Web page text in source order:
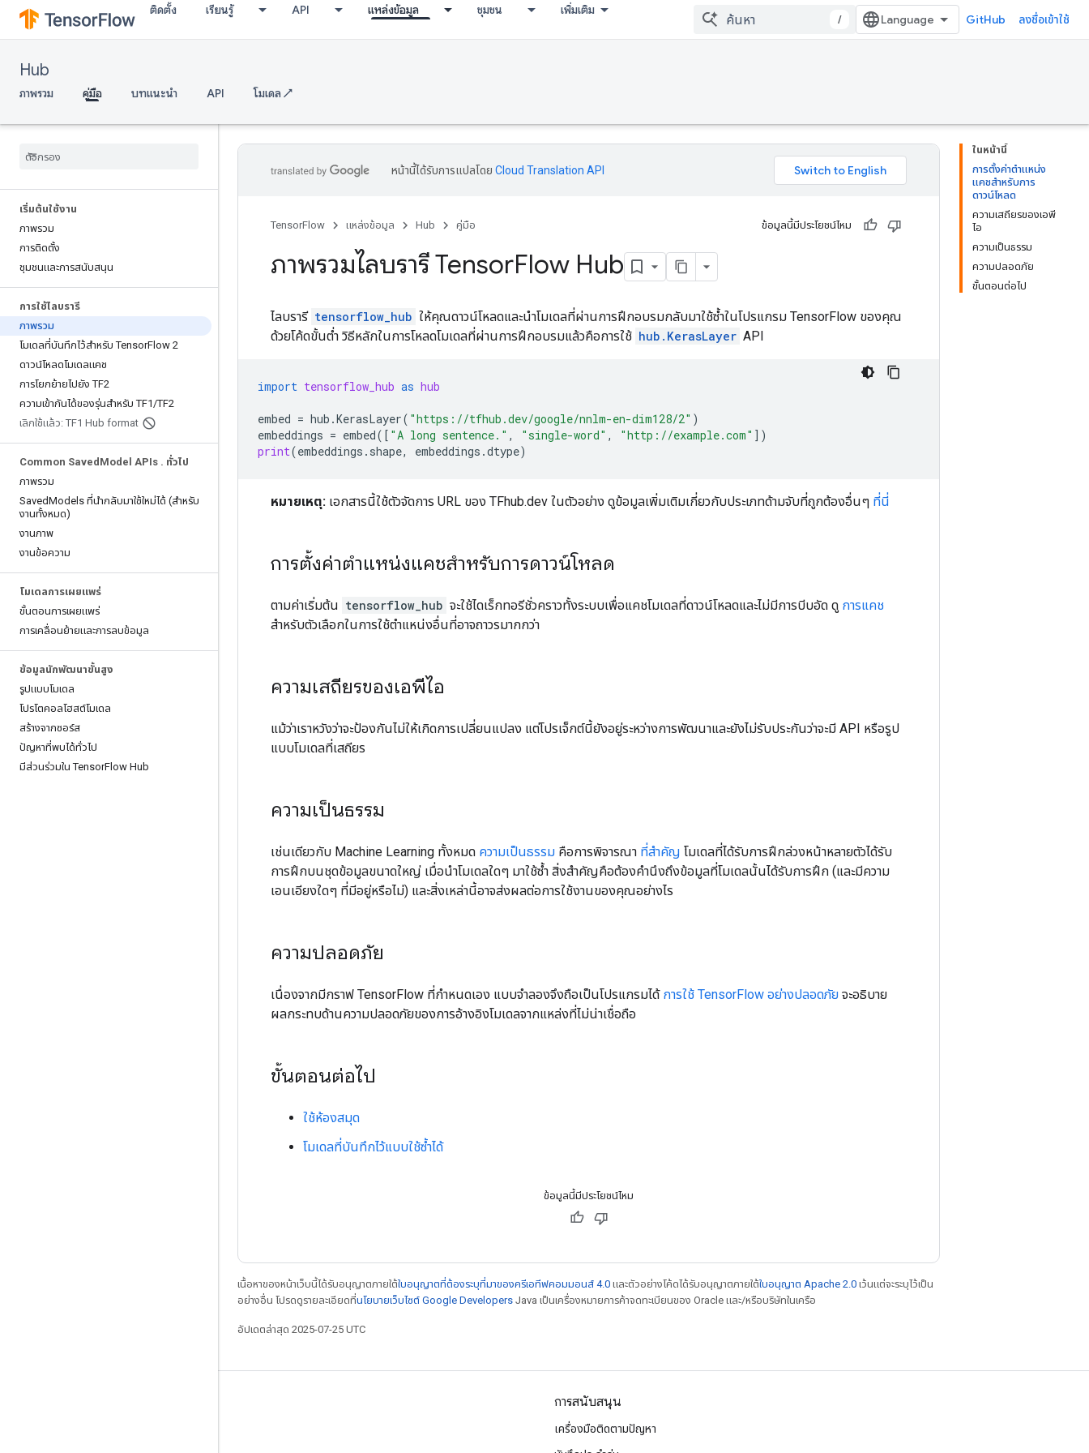
ติดตั้ง เรียนรู้ API แหล่งข้อมูล ชุมชน เพิ่มเติม
/ GitHub ลงชื่อเข้าใช้
Hub
ภาพรวม คู่มือ บทแนะนำ API โมเดล ↗
เริ่มต้นใช้งาน
ภาพรวม
การติดตั้ง
ชุมชนและการสนับสนุน
การใช้ไลบรารี
ภาพรวม
โมเดลที่บันทึกไว้สำหรับ TensorFlow 2
ดาวน์โหลดโมเดลแคช
การโยกย้ายไปยัง TF2
ความเข้ากันได้ของรุ่นสำหรับ TF1/TF2
เลิกใช้แล้ว: TF1 Hub format
Common Saved Model APIs . ทั่วไป
ภาพรวม
SavedModels ที่นำกลับมาใช้ใหม่ได้ (สำหรับ
งานทั้งหมด)
งานภาพ
งานข้อความ
โมเดลการเผยแพร่
ขั้นตอนการเผยแพร่
การเคลื่อนย้ายและการลบข้อมูล
ข้อมูลนักพัฒนาขั้นสูง
รูปแบบโมเดล
โปรโตคอลโฮสต์โมเดล
สร้างจากซอร์ส
ปัญหาที่พบได้ทั่วไป
มีส่วนร่วมใน TensorFlow Hub
ในหน้านี้
การตั้งค่าตำแหน่ง
แคชสำหรับการ
ดาวน์โหลด
ความเสถียรของเอพี
ไอ
ความเป็นธรรม
ความปลอดภัย
ขั้นตอนต่อไป
หน้านี้ได้รับการแปลโดย Cloud Translation API
TensorFlow แหล่งข้อมูล Hub คู่มือ ข้อมูลนี้มีประโยชน์ไหม
ภาพรวมไลบรารี TensorFlow Hub
ไลบรารี tensorflow_hub ให้คุณดาวน์โหลดและนำโมเดลที่ผ่านการฝึกอบรมกลับมาใช้ซ้ำในโปรแกรม TensorFlow ของคุณ
ด้วยโค้ดขั้นต่ำ วิธีหลักในการโหลดโมเดลที่ผ่านการฝึกอบรมแล้วคือการใช้ hub.KerasLayer API
import tensorflow_hub as hub
embed = hub .KerasLayer( "https://tfhub.dev/google/nnlm-en-dim128/2" )
embeddings = embed([ "A long sentence." , "single-word" , "http://example.com" ])
print(embeddings . shape, embeddings .dtype)
หมายเหตุ: เอกสารนี้ใช้ตัวจัดการ URL ของ TFhub.dev ในตัวอย่าง ดูข้อมูลเพิ่มเติมเกี่ยวกับประเภทด้ามจับที่ถูกต้องอื่นๆ ที่นี่
การตั้งค่าตำแหน่งแคชสำหรับการดาวน์โหลด
ตามค่าเริ่มต้น tensorflow_hub จะใช้ไดเร็กทอรีชั่วคราวทั้งระบบเพื่อแคชโมเดลที่ดาวน์โหลดและไม่มีการบีบอัด ดู การแคช
สำหรับตัวเลือกในการใช้ตำแหน่งอื่นที่อาจถาวรมากกว่า
ความเสถียรของเอพีไอ
แม้ว่าเราหวังว่าจะป้องกันไม่ให้เกิดการเปลี่ยนแปลง แต่โปรเจ็กต์นี้ยังอยู่ระหว่างการพัฒนาและยังไม่รับประกันว่าจะมี API หรือรูป
แบบโมเดลที่เสถียร
ความเป็นธรรม
เช่นเดียวกับ Machine Learning ทั้งหมด ความเป็นธรรม คือการพิจารณา ที่สำคัญ โมเดลที่ได้รับการฝึกล่วงหน้าหลายตัวได้รับ
การฝึกบนชุดข้อมูลขนาดใหญ่ เมื่อนำโมเดลใดๆ มาใช้ซ้ำ สิ่งสำคัญคือต้องคำนึงถึงข้อมูลที่โมเดลนั้นได้รับการฝึก (และมีความ
เอนเอียงใดๆ ที่มีอยู่หรือไม่) และสิ่งเหล่านี้อาจส่งผลต่อการใช้งานของคุณอย่างไร
ความปลอดภัย
เนื่องจากมีกราฟ TensorFlow ที่กำหนดเอง แบบจำลองจึงถือเป็นโปรแกรมได้ การใช้ TensorFlow อย่างปลอดภัย จะอธิบาย
ผลกระทบด้านความปลอดภัยของการอ้างอิงโมเดลจากแหล่งที่ไม่น่าเชื่อถือ
ขั้นตอนต่อไป
ใช้ห้องสมุด
โมเดลที่บันทึกไว้แบบใช้ซ้ำได้
ข้อมูลนี้มีประโยชน์ไหม
เนื้อหาของหน้าเว็บนี้ได้รับอนุญาตภายใต้ใบอนุญาตที่ต้องระบุที่มาของครีเอทีฟคอมมอนส์ 4.0 และตัวอย่างโค้ดได้รับอนุญาตภายใต้ใบอนุญาต Apache 2.0 เว้นแต่จะระบุไว้เป็น
อย่างอื่น โปรดดูรายละเอียดที่นโยบายเว็บไซต์ Google Developers Java เป็นเครื่องหมายการค้าจดทะเบียนของ Oracle และ/หรือบริษัทในเครือ
อัปเดตล่าสุด 2025-07-25 UTC
การสนับสนุน
เครื่องมือติดตามปัญหา